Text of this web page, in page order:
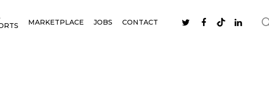
MARKETPLACE JOBS CONTACT